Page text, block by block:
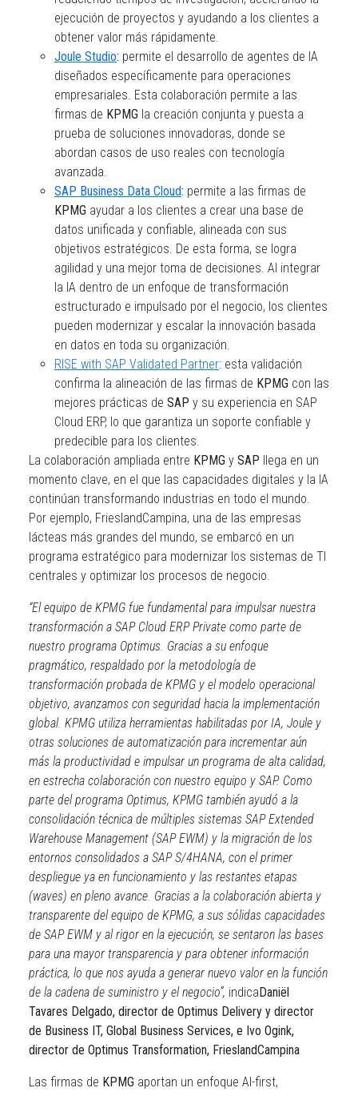
ejecución de proyectos y ayudando a los clientes a
obtener valor más rápidamente.
Joule Studio: permite el desarrollo de agentes de IA
diseñados específicamente para operaciones
empresariales. Esta colaboración permite a las
firmas de KPMG la creación conjunta y puesta a
prueba de soluciones innovadoras, donde se
abordan casos de uso reales con tecnología
avanzada.
SAP Business Data Cloud: permite a las firmas de
KPMG ayudar a los clientes a crear una base de
datos unificada y confiable, alineada con sus
objetivos estratégicos. De esta forma, se logra
agilidad y una mejor toma de decisiones. Al integrar
la IA dentro de un enfoque de transformación
estructurado e impulsado por el negocio, los clientes
pueden modernizar y escalar la innovación basada
en datos en toda su organización.
RISE with SAP Validated Partner: esta validación
confirma la alineación de las firmas de KPMG con las
mejores prácticas de SAP y su experiencia en SAP
Cloud ERP, lo que garantiza un soporte confiable y
predecible para los clientes.
La colaboración ampliada entre KPMG y SAP llega en un
momento clave, en el que las capacidades digitales y la IA
continúan transformando industrias en todo el mundo.
Por ejemplo, FrieslandCampina, una de las empresas
lácteas más grandes del mundo, se embarcó en un
programa estratégico para modernizar los sistemas de TI
centrales y optimizar los procesos de negocio.
“El equipo de KPMG fue fundamental para impulsar nuestra
transformación a SAP Cloud ERP Private como parte de
nuestro programa Optimus. Gracias a su enfoque
pragmático, respaldado por la metodología de
transformación probada de KPMG y el modelo operacional
objetivo, avanzamos con seguridad hacia la implementación
global. KPMG utiliza herramientas habilitadas por IA, Joule y
otras soluciones de automatización para incrementar aún
más la productividad e impulsar un programa de alta calidad,
en estrecha colaboración con nuestro equipo y SAP. Como
parte del programa Optimus, KPMG también ayudó a la
consolidación técnica de múltiples sistemas SAP Extended
Warehouse Management (SAP EWM) y la migración de los
entornos consolidados a SAP S/4HANA, con el primer
despliegue ya en funcionamiento y las restantes etapas
(waves) en pleno avance. Gracias a la colaboración abierta y
transparente del equipo de KPMG, a sus sólidas capacidades
de SAP EWM y al rigor en la ejecución, se sentaron las bases
para una mayor transparencia y para obtener información
práctica, lo que nos ayuda a generar nuevo valor en la función
de la cadena de suministro y el negocio”, indicaDaniël
Tavares Delgado, director de Optimus Delivery y director
de Business IT, Global Business Services, e Ivo Ogink,
director de Optimus Transformation, FrieslandCampina
Las firmas de KPMG aportan un enfoque AI-first,